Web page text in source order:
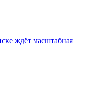
ждёт масштабная